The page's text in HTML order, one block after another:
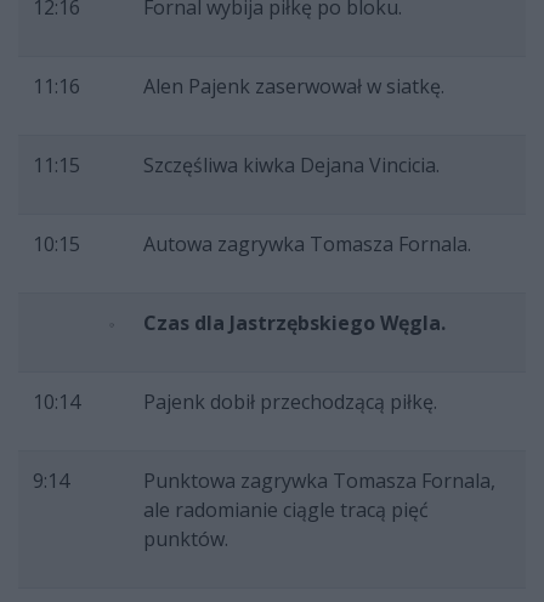
12:16 Fornal wybija piłkę po bloku.
11:16 Alen Pajenk zaserwował w siatkę.
11:15 Szczęśliwa kiwka Dejana Vincicia.
10:15 Autowa zagrywka Tomasza Fornala.
Czas dla Jastrzębskiego Węgla.
10:14 Pajenk dobił przechodzącą piłkę.
9:14
Punktowa zagrywka Tomasza Fornala,
ale radomianie ciągle tracą pięć
punktów.